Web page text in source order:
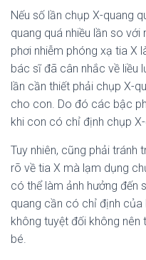
Nếu số lần chụp X-quang
quang quá nhiều lần so
phơi nhiễm phóng xạ tia X
bác sĩ đã cân nhắc về liều
lần cần thiết phải chụp X-
cho con. Do đó các bậc
khi con có chỉ định chụp
Tuy nhiên, cũng phải tránh
rõ về tia X mà lạm dụng
có thể làm ảnh hưởng đến
quang cần có chỉ định của
không tuyệt đối không
bé.